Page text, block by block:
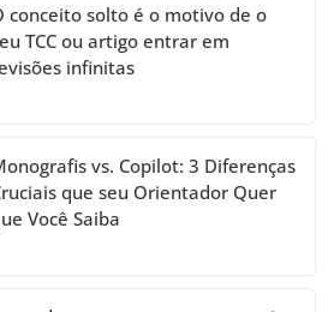
conceito solto é o motivo de o
TCC ou artigo entrar em
infinitas
vs. Copilot: 3 Diferenças
que seu Orientador Quer
Você Saiba